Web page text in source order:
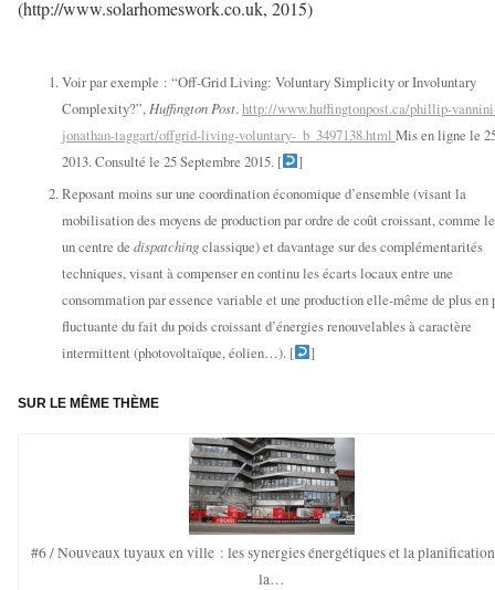
(http://www.solarhomeswork.co.uk, 2015)
Voir par exemple : “Off-­Grid Living: Voluntary Simplicity or Involuntary
Complexity?”, Huffington Post.http://www.huffingtonpost.ca/phillip-
jonathan-taggart/offgrid-living-voluntary-_b_3497138.html Mis en ligne le
2013. Consulté le 25 Septembre 2015. [
]
Reposant moins sur une coordination économique d’ensemble (visant la
mobilisation des moyens de production par ordre de coût croissant, comme
un centre de dispatchingclassique) et davantage sur des complémentarités
techniques, visant à compenser en continu les écarts locaux entre une
consommation par essence variable et une production elle-même de plus en
fluctuante du fait du poids croissant d’énergies renouvelables à caractère
intermittent (photovoltaïque, éolien…). [
]
SUR LE MÊME THÈME
#6 / Nouveaux tuyaux en ville : les synergies énergétiques et la
la…